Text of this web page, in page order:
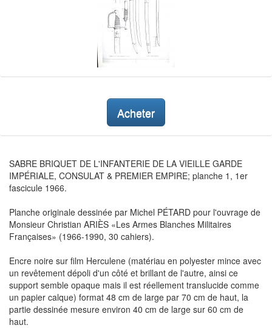
Acheter
SABRE BRIQUET DE L'INFANTERIE DE LA VIEILLE GARDE
IMPÉRIALE, CONSULAT & PREMIER EMPIRE; planche 1, 1er
fascicule 1966.
Planche originale dessinée par Michel PÉTARD pour l'ouvrage de
Monsieur Christian ARIÈS «Les Armes Blanches Militaires
Françaises» (1966-1990, 30 cahiers).
Encre noire sur film Herculene (matériau en polyester mince avec
un revêtement dépoli d'un côté et brillant de l'autre, ainsi ce
support semble opaque mais il est réellement translucide comme
un papier calque) format 48 cm de large par 70 cm de haut, la
partie dessinée mesure environ 40 cm de large sur 60 cm de
haut.